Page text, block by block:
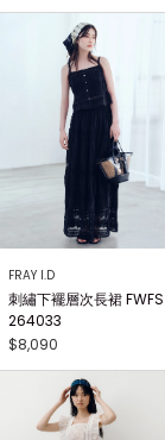
FRAY I.D
刺繡下襬層次長裙 FWFS
264033
$8,090